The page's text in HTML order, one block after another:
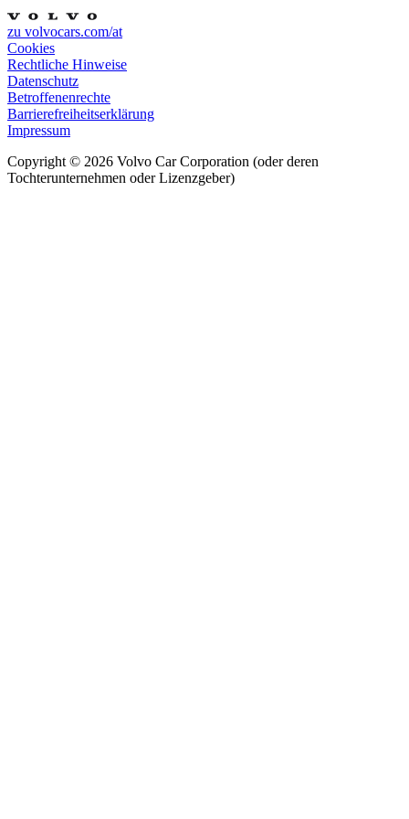
zu volvocars.com/at
Cookies
Rechtliche Hinweise
Datenschutz
Betroffenenrechte
Barrierefreiheitserklärung
Impressum
Copyright © 2026 Volvo Car Corporation (oder deren
Tochterunternehmen oder Lizenzgeber)